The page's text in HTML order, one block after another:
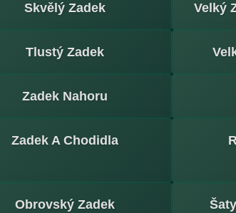
Skvělý Zadek Velký
Tlustý Zadek
Zadek Nahoru
Zadek A Chodidla
Obrovský Zadek